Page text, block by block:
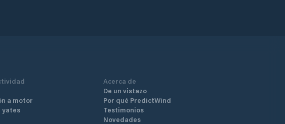
a motor
yates
Acerca de
De un vistazo
Por qué PredictWind
Testimonios
Novedades